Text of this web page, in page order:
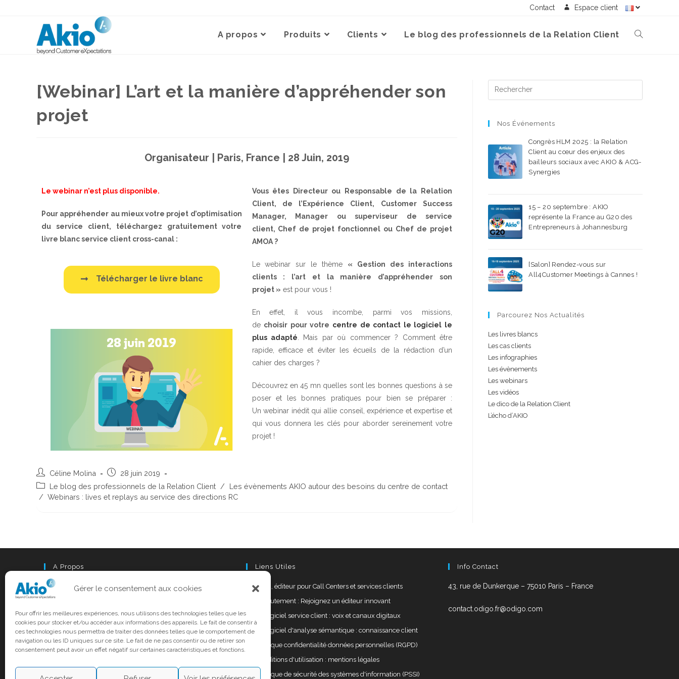
Gérer le consentement aux cookies
Pour offrir les meilleures expériences, nous utilisons des technologies telles que les
cookies pour stocker et/ou accéder aux informations des appareils. Le fait de consentir à
ces technologies nous permettra de traiter des données telles que le comportement de
navigation ou les ID uniques sur ce site. Le fait de ne pas consentir ou de retirer son
consentement peut avoir un effet négatif sur certaines caractéristiques et fonctions.
Contact Espace client
A propos Produits Clients Le blog des professionnels de la Relation Client
[Webinar] L’art et la manière d’appréhender son
projet
Organisateur | Paris, France | 28 Juin, 2019
Le webinar n’est plus disponible.
Pour appréhender au mieux votre projet d’optimisation
du service client, téléchargez gratuitement votre
livre blanc service client cross-canal :
Télécharger le livre blanc
Vous êtes Directeur ou Responsable de la Relation
Client, de l’Expérience Client, Customer Success
Manager, Manager ou superviseur de service
client, Chef de projet fonctionnel ou Chef de projet
AMOA ?
Le webinar sur le thème « Gestion des interactions
clients : l’art et la manière d’appréhender son
projet » est pour vous !
En effet, il vous incombe, parmi vos missions,
de choisir pour votre centre de contact le logiciel le
plus adapté . Mais par où commencer ? Comment être
rapide, efficace et éviter les écueils de la rédaction d’un
cahier des charges ?
Découvrez en 45 mn quelles sont les bonnes questions à se
poser et les bonnes pratiques pour bien se préparer :
Un webinar inédit qui allie conseil, expérience et expertise et
qui vous donnera les clés pour aborder sereinement votre
projet !
Céline Molina
28 juin 2019
Le blog des professionnels de la Relation Client /
Les évènements AKIO autour des besoins du centre de contact
/ Webinars : lives et replays au service des directions RC
Nos Événements
Congrès HLM 2025 : la Relation
Client au cœur des enjeux des
bailleurs sociaux avec AKIO & ACG-
Synergies
15 – 20 septembre : AKIO
représente la France au G20 des
Entrepreneurs à Johannesburg
[Salon] Rendez-vous sur
All4Customer Meetings à Cannes !
Parcourez Nos Actualités
Les livres blancs
Les cas clients
Les infographies
Les évènements
Les webinars
Les vidéos
Le dico de la Relation Client
L’écho d’AKIO
A Propos
Akio est désormais intégré au groupe Odigo.
www.odigo.com
Liens Utiles
AKIO, éditeur pour Call Centers et services clients
Recrutement : Rejoignez un éditeur innovant
Le logiciel service client : voix et canaux digitaux
Le logiciel d'analyse sémantique : connaissance client
Politique confidentialité données personnelles (RGPD)
Conditions d'utilisation : mentions légales
Politique de sécurité des systèmes d'information (PSSI)
Info Contact
43, rue de Dunkerque – 75010 Paris – France
contact.odigo.fr@odigo.com